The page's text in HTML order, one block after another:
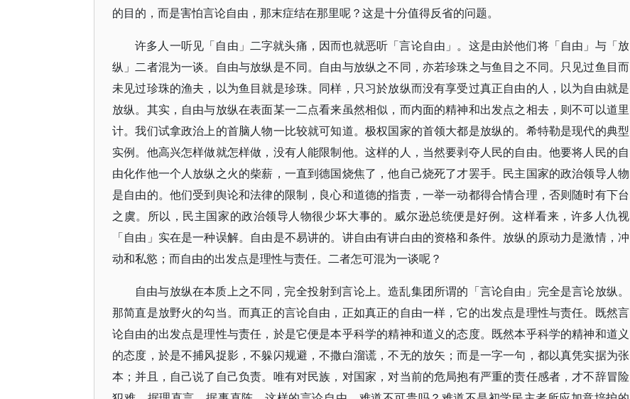
的目的，而是害怕言论自由，那末症结在那里呢？这是十分值得反省的问题。
许多人一听见「自由」二字就头痛，因而也就恶听「言论自由」。这是由於他们将「自由」与「放
纵」二者混为一谈。自由与放纵是不同。自由与放纵之不同，亦若珍珠之与鱼目之不同。只见过鱼目而
未见过珍珠的渔夫，以为鱼目就是珍珠。同样，只习於放纵而没有享受过真正自由的人，以为自由就是
放纵。其实，自由与放纵在表面某一二点看来虽然相似，而内面的精神和出发点之相去，则不可以道里
计。我们试拿政治上的首脑人物一比较就可知道。极权国家的首领大都是放纵的。希特勒是现代的典型
实例。他高兴怎样做就怎样做，没有人能限制他。这样的人，当然要剥夺人民的自由。他要将人民的自
由化作他一个人放纵之火的柴薪，一直到德国烧焦了，他自己烧死了才罢手。民主国家的政治领导人物
是自由的。他们受到舆论和法律的限制，良心和道德的指责，一举一动都得合情合理，否则随时有下台
之虞。所以，民主国家的政治领导人物很少坏大事的。威尔逊总统便是好例。这样看来，许多人仇视
「自由」实在是一种误解。自由是不易讲的。讲自由有讲白由的资格和条件。放纵的原动力是激情，冲
动和私慾；而自由的出发点是理性与责任。二者怎可混为一谈呢？
自由与放纵在本质上之不同，完全投射到言论上。造乱集团所谓的「言论自由」完全是言论放纵。
那简直是放野火的勾当。而真正的言论自由，正如真正的自由一样，它的出发点是理性与责任。既然言
论自由的出发点是理性与责任，於是它便是本乎科学的精神和道义的态度。既然本乎科学的精神和道义
的态度，於是不捕风捉影，不躲闪规避，不撒白溜谎，不无的放矢；而是一字一句，都以真凭实据为张
本；并且，自己说了自己负责。唯有对民族，对国家，对当前的危局抱有严重的责任感者，才不辞冒险